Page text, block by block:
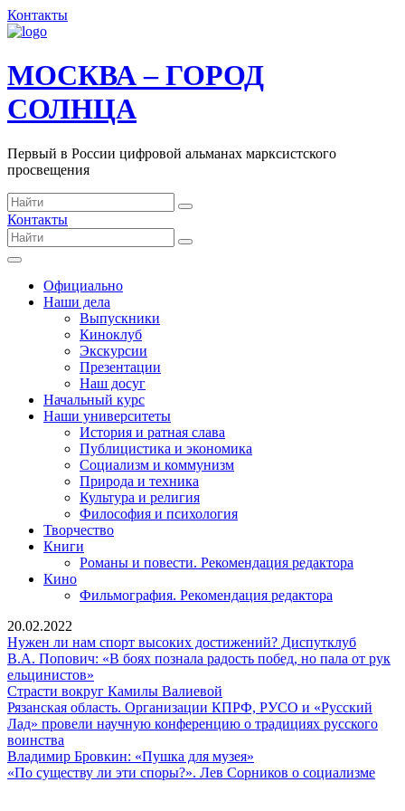
Контакты
МОСКВА – ГОРОД
СОЛНЦА
Первый в России цифровой альманах марксистского
просвещения
Контакты
Официально
Наши дела
Выпускники
Киноклуб
Экскурсии
Презентации
Наш досуг
Начальный курс
Наши университеты
История и ратная слава
Публицистика и экономика
Социализм и коммунизм
Природа и техника
Культура и религия
Философия и психология
Творчество
Книги
Романы и повести. Рекомендация редактора
Кино
Фильмография. Рекомендация редактора
20.02.2022
Нужен ли нам спорт высоких достижений? ДиспутклубНужен
ли
В.А. Попович: «В боях познала радость побед, но пала от рук
ельцинистов»
Попович:
«В
боях
радость
побед,
Страсти вокруг Камилы Валиевой
вокруг
Камилы
Рязанская область. Организации КПРФ, РУСО и «Русский
Лад» провели научную конференцию о традициях русского
воинства
область.
Организации
Владимир Бровкин: «Пушка для музея»
Бровкин:
«По существу ли эти споры?». Лев Сорников о социализме«По